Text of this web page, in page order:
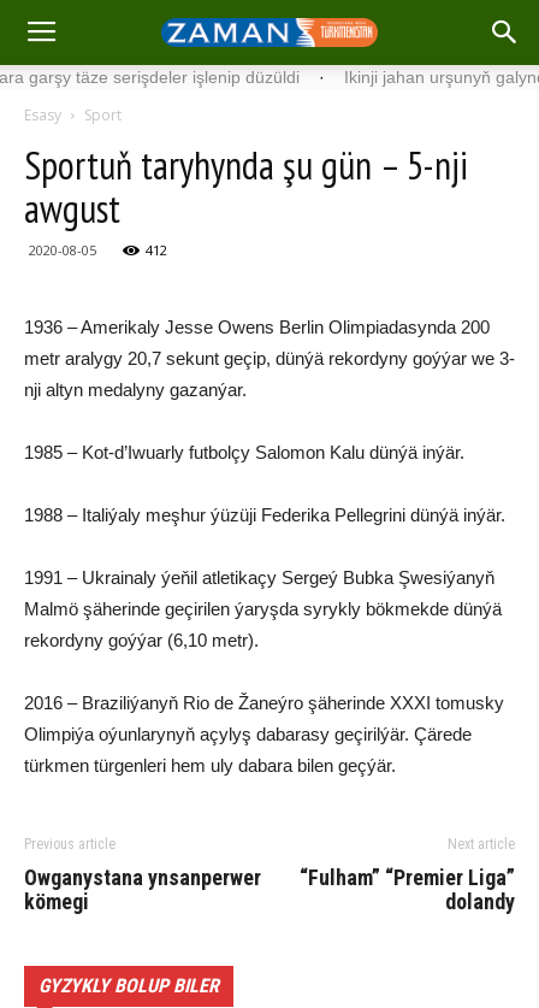
täze serişdeler işlenip düzüldi · Ikinji jahan urşunyň
Esasy Sport
Sportuň taryhynda şu gün – 5-nji
awgust
2020-08-05 412
1936 – Amerikaly Jesse Owens Berlin Olimpiadasynda 200
metr aralygy 20,7 sekunt geçip, dünýä rekordyny goýýar we 3-
nji altyn medalyny gazanýar.
1985 – Kot-d’Iwuarly futbolçy Salomon Kalu dünýä inýär.
1988 – Italiýaly meşhur ýüzüji Federika Pellegrini dünýä inýär.
1991 – Ukrainaly ýeňil atletikaçy Sergeý Bubka Şwesiýanyň
Malmö şäherinde geçirilen ýaryşda syrykly bökmekde dünýä
rekordyny goýýar (6,10 metr).
2016 – Braziliýanyň Rio de Žaneýro şäherinde XXXI tomusky
Olimpiýa oýunlarynyň açylyş dabarasy geçirilýär. Çärede
türkmen türgenleri hem uly dabara bilen geçýär.
Previous article
Owganystana ynsanperwer
kömegi
Next article
“Fulham” “Premier Liga”
dolandy
GYZYKLY BOLUP BILER